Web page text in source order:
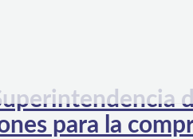
para la